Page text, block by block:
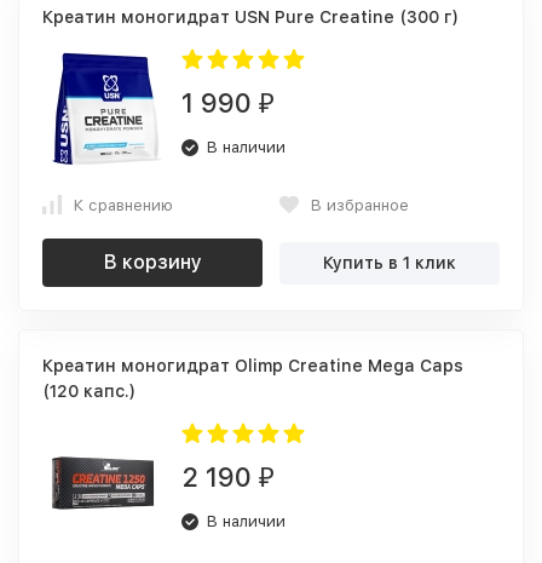
Креатин моногидрат USN Pure Creatine (300 г)
1 990 ₽
В наличии
К сравнению В избранное
В корзину Купить в 1 клик
Креатин моногидрат Olimp Creatine Mega Caps
(120 капс.)
2 190 ₽
В наличии